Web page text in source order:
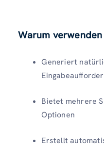
Warum verwenden
Generiert
Bietet mehrere
Optionen
Erstellt